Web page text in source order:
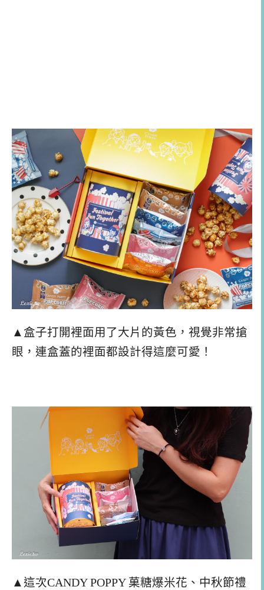
▲盒子打開裡面用了大片的黃色，視覺非常搶
眼，連盒蓋的裡面都設計得這麼可愛！
▲這次CANDY POPPY 菓糖爆米花、中秋節禮